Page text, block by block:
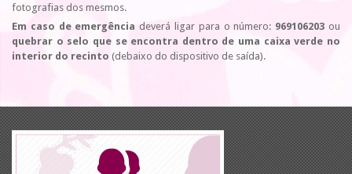
fotografias dos mesmos.
Em caso de emergência deverá ligar para o número: 969106203 ou
quebrar o selo que se encontra dentro de uma caixa verde no
interior do recinto (debaixo do dispositivo de saída).